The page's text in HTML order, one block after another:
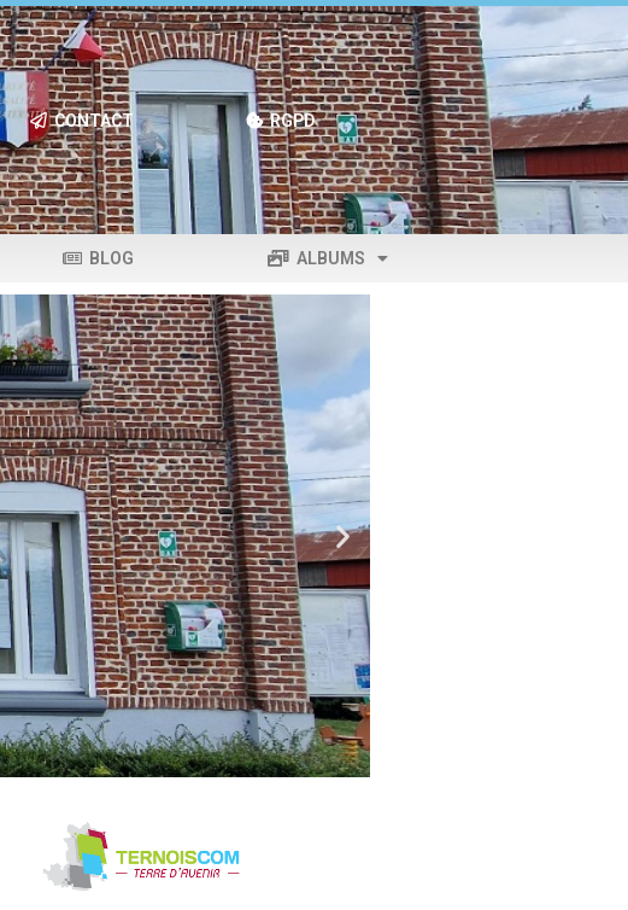
CONTACT RGPD
BLOG ALBUMS